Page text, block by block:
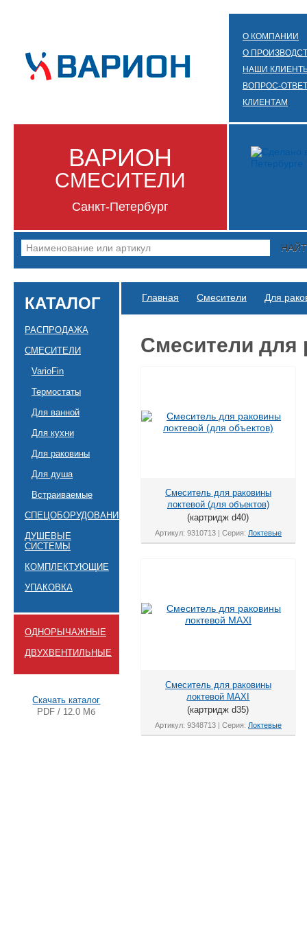
О КОМПАНИИ
О
НАШИ
ВОПРОС-ОТВЕТ
КЛИЕНТАМ
ВАРИОН
СМЕСИТЕЛИ
Санкт-Петербург
Главная Смесители Для
Смесители для
Смеситель для раковины
локтевой (для объектов)
(картридж d40)
Артикул: 9310713 | Серия: Локтевые
Смеситель для раковины
локтевой MAXI
(картридж d35)
Артикул: 9348713 | Серия: Локтевые
КАТАЛОГ
РАСПРОДАЖА
СМЕСИТЕЛИ
VarioFin
Термостаты
Для ванной
Для кухни
Для раковины
Для душа
Встраиваемые
СПЕЦОБОРУДОВАНИЕ
ДУШЕВЫЕ
СИСТЕМЫ
КОМПЛЕКТУЮЩИЕ
УПАКОВКА
ОДНОРЫЧАЖНЫЕ
ДВУХВЕНТИЛЬНЫЕ
Скачать каталог
PDF / 12.0 Мб